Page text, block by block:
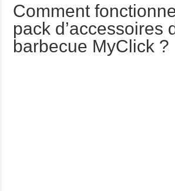
Comment
pack d’accessoires
barbecue MyClick ?